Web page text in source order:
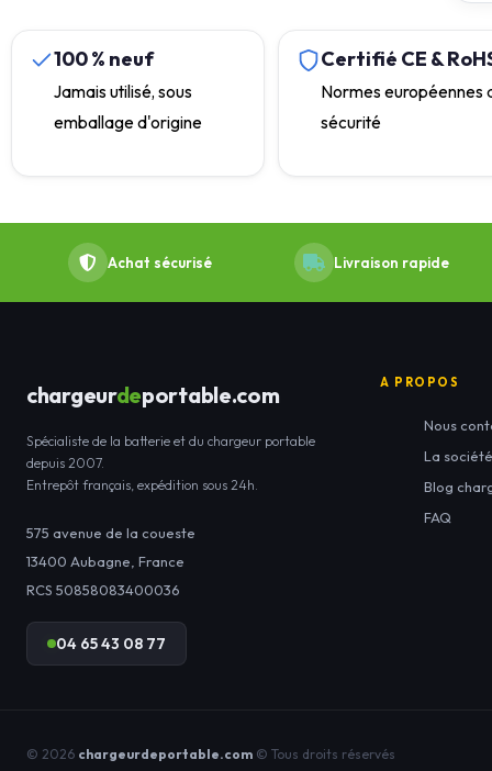
100 % neuf
Jamais utilisé, sous
emballage d'origine
Certifié CE &
Normes européennes
sécurité
Achat sécurisé Livraison rapide
chargeurdeportable.com
Spécialiste de la batterie et du chargeur portable
depuis 2007.
Entrepôt français, expédition sous 24h.
575 avenue de la coueste
13400 Aubagne France
RCS 50858083400036
04 65 43 08 77
A PROPOS
Nous
La
Blog
FAQ
© 2026 chargeurdeportable.com © Tous droits réservés